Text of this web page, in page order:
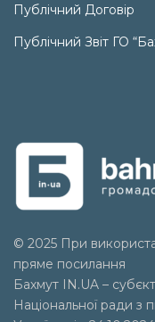
Публічний Договір
Публічний Звіт ГО
© 2025 При
пряме посилання
Бахмут IN.UA –
Національної ради з